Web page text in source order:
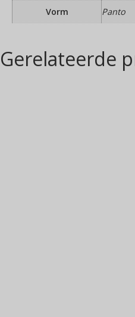
Vorm
Panto
Gerelateerde